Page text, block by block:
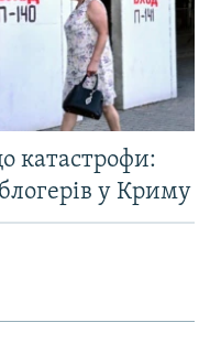
катастрофи:
у Криму